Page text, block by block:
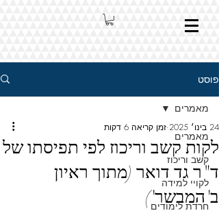
פוסט
מאמרים
קשב וריכוז
לקויי למידה
חרדת לימודים
מאמרים
לקות קשב וריכוז לפי תפיסתו של
ד"ר גד דואר (מתוך ראיון
ב'המבשר')
24 בינו׳ 2025 זמן קריאה 6 דקות